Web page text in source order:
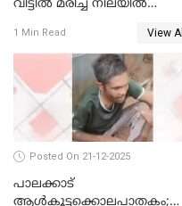
വീട്ടിൽ മരിച്ച നിലയിൽ
1 Min Read View All
Posted On 21-12-2025
പാലക്കാട്‌
ആൾകൂട്ടക്കൊലപാതകം;